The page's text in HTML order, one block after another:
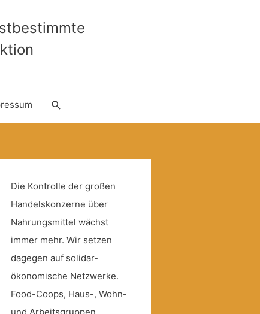
Suche
Die Kontrolle der großen
Handelskonzerne über
Nahrungsmittel wächst
immer mehr. Wir setzen
dagegen auf solidar-
ökonomische Netzwerke.
Food-Coops, Haus-, Wohn-